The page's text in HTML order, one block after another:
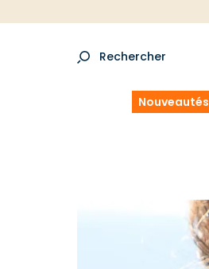
Rechercher
Nouveautés